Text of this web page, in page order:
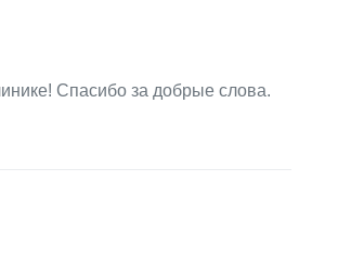
Спасибо за добрые слова.